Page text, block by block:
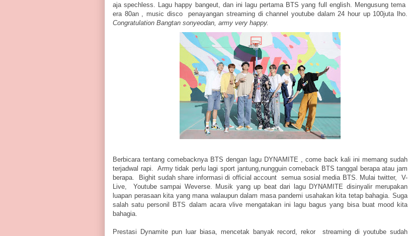
aja spechless. Lagu happy bangeut, dan ini lagu pertama BTS yang full english. Mengusung tema
era 80an , music disco penayangan streaming di channel youtube dalam 24 hour up 100juta lho.
Congratulation Bangtan sonyeodan, army very happy.
Berbicara tentang comebacknya BTS dengan lagu DYNAMITE , come back kali ini memang sudah
terjadwal rapi. Army tidak perlu lagi sport jantung,nungguin comeback BTS tanggal berapa atau jam
berapa. Bighit sudah share informasi di official account semua sosial media BTS. Mulai twitter, V-
Live, Youtube sampai Weverse. Musik yang up beat dari lagu DYNAMITE disinyalir merupakan
luapan perasaan kita yang mana walaupun dalam masa pandemi usahakan kita tetap bahagia. Suga
salah satu personil BTS dalam acara vlive mengatakan ini lagu bagus yang bisa buat mood kita
bahagia.
Prestasi Dynamite pun luar biasa, mencetak banyak record, rekor streaming di youtube sudah